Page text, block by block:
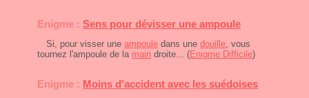
Enigme : Sens pour dévisser une ampoule
Si, pour visser une ampoule dans une douille, vous
tournez l'ampoule de la main droite... (Enigme Difficile)
Enigme : Moins d'accident avec les suédoises